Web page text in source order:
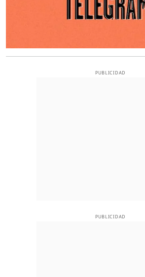
PUBLICIDAD
PUBLICIDAD